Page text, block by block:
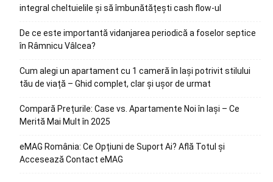
integral cheltuielile și să îmbunătățești cash flow-ul
De ce este importantă vidanjarea periodică a foselor septice
în Râmnicu Vâlcea?
Cum alegi un apartament cu 1 cameră în Iași potrivit stilului
tău de viață – Ghid complet, clar și ușor de urmat
Compară Prețurile: Case vs. Apartamente Noi în Iași – Ce
Merită Mai Mult în 2025
eMAG România: Ce Opțiuni de Suport Ai? Află Totul și
Accesează Contact eMAG